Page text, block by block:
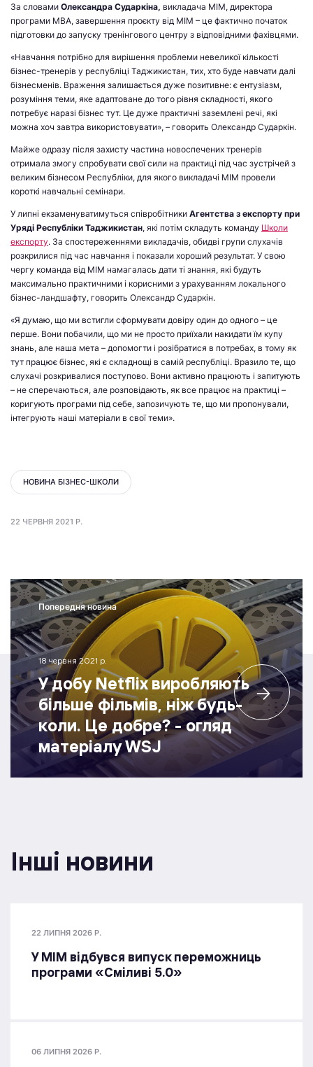
За словами Олександра Сударкіна, викладача МІМ, директора
програми MBA, завершення проєкту від МІМ – це фактично початок
підготовки до запуску тренінгового центру з відповідними фахівцями.
«Навчання потрібно для вирішення проблеми невеликої кількості
бізнес-тренерів у республіці Таджикистан, тих, хто буде навчати далі
бізнесменів. Враження залишається дуже позитивне: є ентузіазм,
розуміння теми, яке адаптоване до того рівня складності, якого
потребує наразі бізнес тут. Це дуже практичні заземлені речі, які
можна хоч завтра використовувати», – говорить Олександр Сударкін.
Майже одразу після захисту частина новоспечених тренерів
отримала змогу спробувати свої сили на практиці під час зустрічей з
великим бізнесом Республіки, для якого викладачі МІМ провели
короткі навчальні семінари.
У липні екзаменуватимуться співробітники Агентства з експорту при
Уряді Республіки Таджикистан, які потім складуть команду Школи
експорту. За спостереженнями викладачів, обидві групи слухачів
розкрилися під час навчання і показали хороший результат. У свою
чергу команда від МІМ намагалась дати ті знання, які будуть
максимально практичними і корисними з урахуванням локального
бізнес-ландшафту, говорить Олександр Сударкін.
«Я думаю, що ми встигли сформувати довіру один до одного – це
перше. Вони побачили, що ми не просто приїхали накидати їм купу
знань, але наша мета – допомогти і розібратися в потребах, в тому як
тут працює бізнес, які є складнощі в самій республіці. Вразило те, що
слухачі розкривалися поступово. Вони активно працюють і запитують
– не сперечаються, але розповідають, як все працює на практиці –
коригують програми під себе, запозичують те, що ми пропонували,
інтегрують наші матеріали в свої теми».
НОВИНА БІЗНЕС-ШКОЛИ
22 ЧЕРВНЯ 2021 Р.
Попередня новина
18 червня 2021 р.
У добу Netflix виробляють
більше фільмів, ніж будь-
коли. Це добре? - огляд
матеріалу WSJ
Інші новини
22 ЛИПНЯ 2026 Р.
У МІМ відбувся випуск переможниць
програми «Сміливі 5.0»
06 ЛИПНЯ 2026 Р.